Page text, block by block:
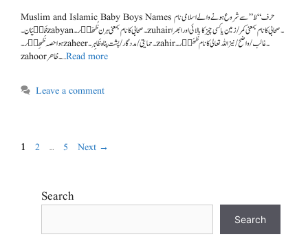
Muslim and Islamic Baby Boys Names حرف “ظ” سے شروع ہونے والے اسلامی نام
ظَب٘یَان۔ zabyan۔ صحابی کا نام بمعنی ہرن ظُھَی٘ر۔ zuhair۔ صحابی کا نام بمعنی کمر /زمین یا کسی چیز کا بالائی اور ابھرا
ہوا حصہ ظَھِی٘ر۔zaheer۔ حمایتی / مددگار/ پشت پناہ ظَاہِر۔zahir۔ غالب/ واضح/ نیز اللہ تعالی کا نام ظَھُو٘ر۔
zahoor۔ ظاھر …Read more
Leave a comment
1 2 … 5 Next →
Search
Search